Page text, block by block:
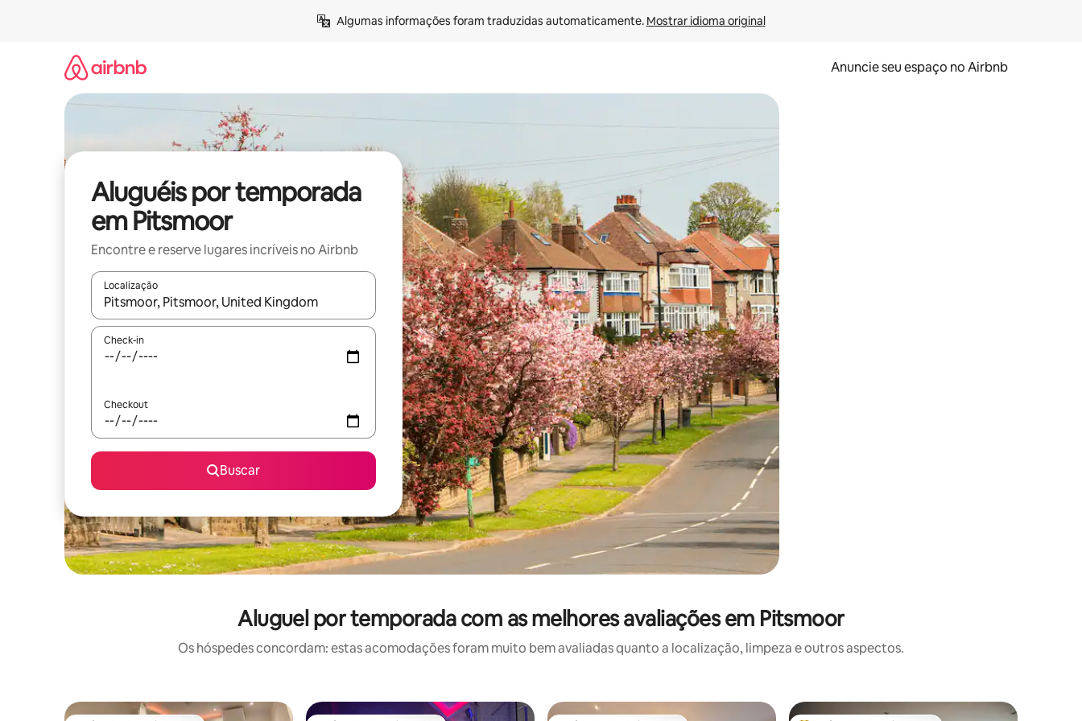
Algumas informações foram traduzidas automaticamente. Mostrar idioma original
Anuncie seu espaço no Airbnb
Aluguéis por temporada
em Pitsmoor
Encontre e reserve lugares incríveis no Airbnb
Localização
Quando os resultados estiverem disponíveis, explore-os usando as seta para cima e para baixo do teclado ou tocando e deslizando o dedo na tela.
Check-in
Checkout
Buscar
Aluguel por temporada com as melhores avaliações em Pitsmoor
Os hóspedes concordam: estas acomodações foram muito bem avaliadas quanto a localização, limpeza e outros aspectos.